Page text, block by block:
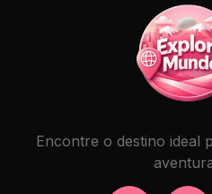
Encontre o destino ideal